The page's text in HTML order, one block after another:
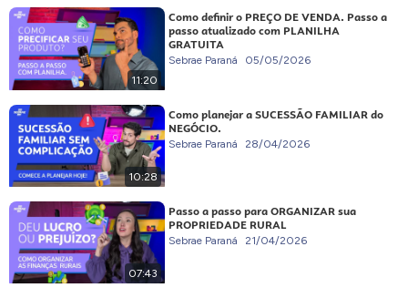
11:20
Como definir o PREÇO DE VENDA. Passo a
passo atualizado com PLANILHA
GRATUITA
Sebrae Paraná 05/05/2026
10:28
Como planejar a SUCESSÃO FAMILIAR do
NEGÓCIO.
Sebrae Paraná 28/04/2026
07:43
Passo a passo para ORGANIZAR sua
PROPRIEDADE RURAL
Sebrae Paraná 21/04/2026